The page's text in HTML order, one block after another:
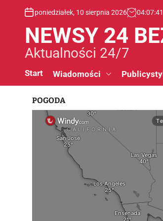
poniedziałek, 10 sierpnia 2026 04:07:42
NEWSY 24
Aktualności 24/7
Start Wiadomości
POGODA